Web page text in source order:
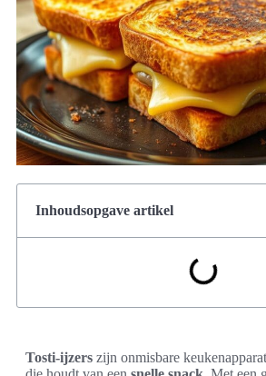
Inhoudsopgave artikel
Tosti-ijzers zijn onmisbare